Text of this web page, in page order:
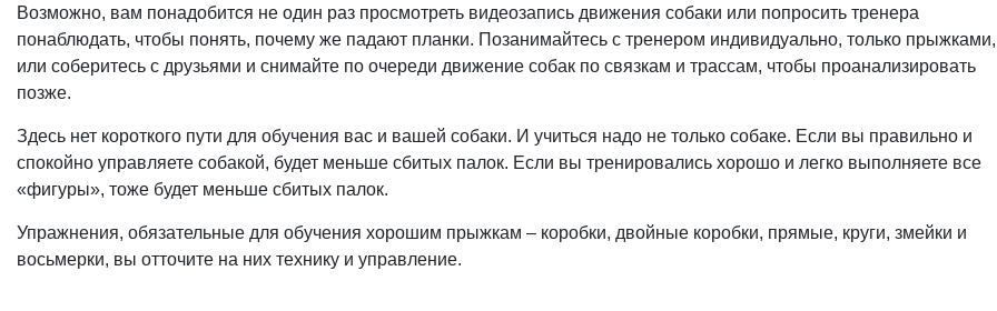
Возможно, вам понадобится не один раз просмотреть видеозапись движения собаки или попросить тренера
понаблюдать, чтобы понять, почему же падают планки. Позанимайтесь с тренером индивидуально, только прыжками,
или соберитесь с друзьями и снимайте по очереди движение собак по связкам и трассам, чтобы проанализировать
позже.
Здесь нет короткого пути для обучения вас и вашей собаки. И учиться надо не только собаке. Если вы правильно и
спокойно управляете собакой, будет меньше сбитых палок. Если вы тренировались хорошо и легко выполняете все
«фигуры», тоже будет меньше сбитых палок.
Упражнения, обязательные для обучения хорошим прыжкам – коробки, двойные коробки, прямые, круги, змейки и
восьмерки, вы отточите на них технику и управление.